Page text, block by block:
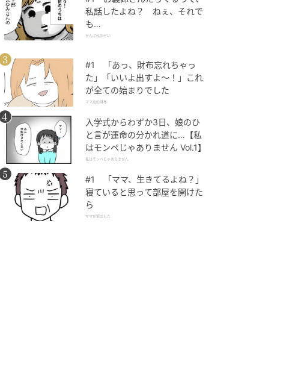
私話したよね？ ねぇ、それで
も…
ぜんぶ私のせい
#1 「あっ、財布忘れちゃっ
た」「いいよ出すよ〜！」これ
が全ての始まりでした
ママ友の財布
入学式からわずか3日、娘のひ
と言が運命の分かれ道に…【私
はモンペじゃありません Vol.1】
私はモンペじゃありません
#1 「ママ、生きてるよね？」
寝ていると思って部屋を開けた
ら
ママが家出した